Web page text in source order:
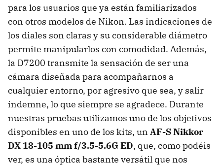
para los usuarios que ya están familiarizados
con otros modelos de Nikon. Las indicaciones de
los diales son claras y su considerable diámetro
permite manipularlos con comodidad. Además,
la D7200 transmite la sensación de ser una
cámara diseñada para acompañarnos a
cualquier entorno, por agresivo que sea, y salir
indemne, lo que siempre se agradece. Durante
nuestras pruebas utilizamos uno de los objetivos
disponibles en uno de los kits, un AF-S Nikkor
DX 18-105 mm f/3.5-5.6G ED, que, como podéis
ver, es una óptica bastante versátil que nos